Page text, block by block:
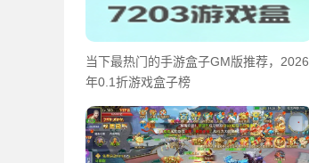
当下最热门的手游盒子GM版推荐，2026
年0.1折游戏盒子榜